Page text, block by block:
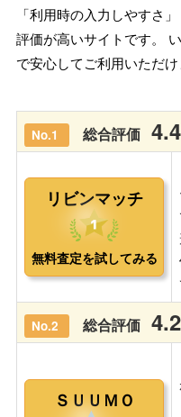
「利用時の入力しやすさ
評価が高いサイトです。
で安心してご利用いただけ